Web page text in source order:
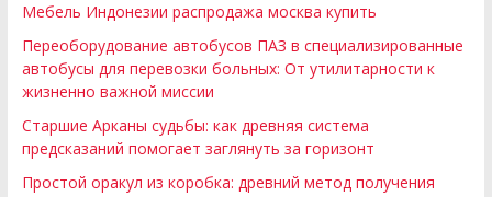
Мебель Индонезии распродажа москва купить
Переоборудование автобусов ПАЗ в специализированные
автобусы для перевозки больных: От утилитарности к
жизненно важной миссии
Старшие Арканы судьбы: как древняя система
предсказаний помогает заглянуть за горизонт
Простой оракул из коробка: древний метод получения